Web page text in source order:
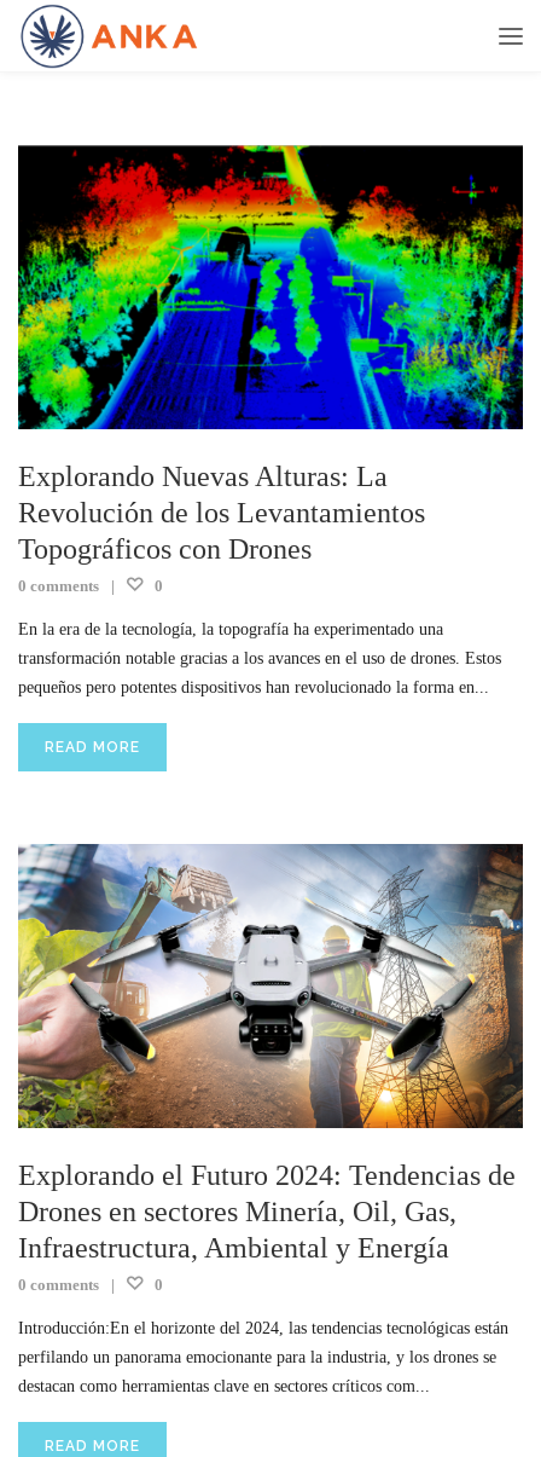
Explorando Nuevas Alturas: La
Revolución de los Levantamientos
Topográficos con Drones
0 comments 0
En la era de la tecnología, la topografía ha experimentado una
transformación notable gracias a los avances en el uso de drones. Estos
pequeños pero potentes dispositivos han revolucionado la forma en...
READ MORE
Explorando el Futuro 2024: Tendencias de
Drones en sectores Minería, Oil, Gas,
Infraestructura, Ambiental y Energía
0 comments 0
Introducción:En el horizonte del 2024, las tendencias tecnológicas están
perfilando un panorama emocionante para la industria, y los drones se
destacan como herramientas clave en sectores críticos com...
READ MORE